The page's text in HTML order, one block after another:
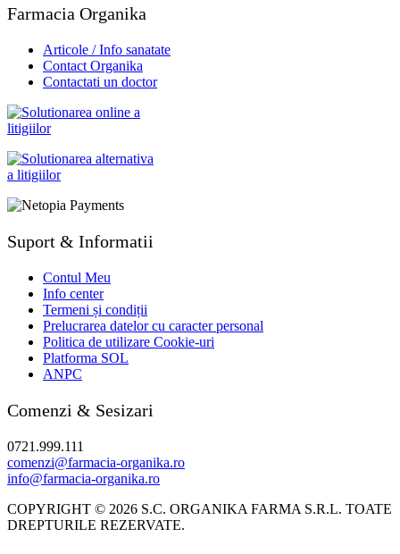
Farmacia Organika
Articole / Info sanatate
Contact Organika
Contactati un doctor
Suport & Informatii
Contul Meu
Info center
Termeni și condiții
Prelucrarea datelor cu caracter personal
Politica de utilizare Cookie-uri
Platforma SOL
ANPC
Comenzi & Sesizari
0721.999.111
comenzi@farmacia-organika.ro
info@farmacia-organika.ro
COPYRIGHT © 2026 S.C. ORGANIKA FARMA S.R.L. TOATE
DREPTURILE REZERVATE.